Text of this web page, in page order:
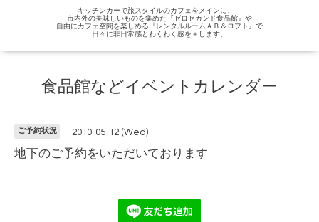
キッチンカーで旅スタイルのカフェをメインに、
市内外の美味しいものを集めた『ゼロセカンド食品館』や
自由にカフェ空間を楽しめる『レンタルルームＡＢ＆ロフト』で
日々に非日常感とわくわく感を＋します。
食品館などイベントカレンダー
ご予約状況 2010-05-12 (Wed)
地下のご予約をいただいております